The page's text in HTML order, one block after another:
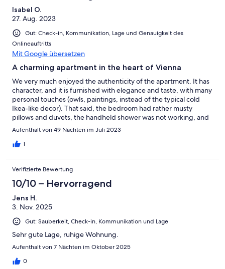
Isabel O.
27. Aug. 2023
Gut: Check-in, Kommunikation, Lage und Genauigkeit des
Onlineauftritts
Mit Google übersetzen
A charming apartment in the heart of Vienna
We very much enjoyed the authenticity of the apartment. It has
character, and it is furnished with elegance and taste, with many
personal touches (owls, paintings, instead of the typical cold
Ikea-like decor). That said, the bedroom had rather musty
pillows and duvets, the handheld shower was not working, and
the place needed a through professional cleaning. These details
Aufenthalt von 49 Nächten im Juli 2023
1
Verifizierte Bewertung
10/10 – Hervorragend
Jens H.
3. Nov. 2025
Gut: Sauberkeit, Check-in, Kommunikation und Lage
Sehr gute Lage, ruhige Wohnung.
Aufenthalt von 7 Nächten im Oktober 2025
0